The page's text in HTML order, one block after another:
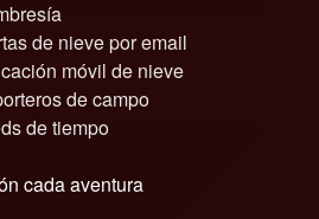
de nieve por email
móvil de nieve
de campo
de tiempo
cada aventura